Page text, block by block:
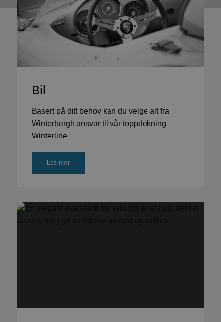
Bil
Basert på ditt behov kan du velge alt fra
Winterbergh ansvar til vår toppdekning
Winterline.
Les mer